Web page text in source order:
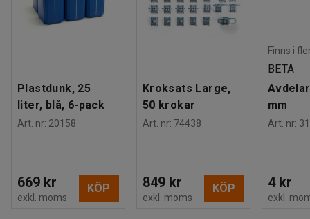
Plastdunk, 25
liter, blå, 6-pack
Art. nr: 20158
669 kr
exkl. moms
KÖP
Kroksats Large,
50 krokar
Art. nr: 74438
849 kr
exkl. moms
KÖP
Finns i
BETA
mm
Art. nr:
4 kr
exkl.